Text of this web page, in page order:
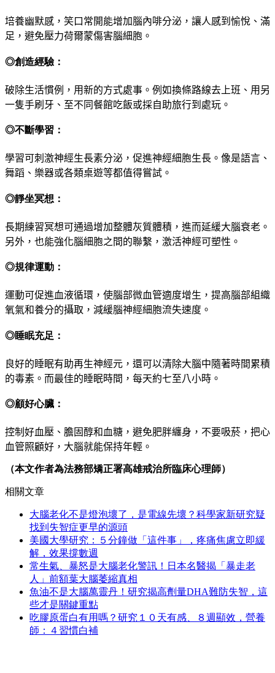
培養幽默感，笑口常開能增加腦內啡分泌，讓人感到 愉悅、滿
足，避免壓力荷爾蒙傷害腦細胞。
◎創造經驗：
破除生活慣例，用新的方式處事。例如換條路線去上班、用另
一隻手刷牙、至不同餐館吃飯或採自助旅行到處玩。
◎不斷學習：
學習可刺激神經生長素分泌，促進神經細胞生長。像是語言、
舞蹈、樂器或各類桌遊等都值得嘗試。
◎靜坐冥想：
長期練習冥想可通過增加整體灰質體積，進而延緩大腦衰老。
另外，也能強化腦細胞之間的聯繫，激活神經可塑性 。
◎規律運動：
運動可促進血液循環，使腦部微血管適度增生，提高腦部組織
氧氣和養分的攝取，減緩腦神經細胞流失速度。
◎睡眠充足：
良好的睡眠有助再生神經元，還可以清除大腦中隨著時間累積
的毒素。而最佳的睡眠時間，每天約七至八小時。
◎顧好心臟：
控制好血壓、膽固醇和血糖，避免肥胖纏身，不要吸菸，把心
血管照顧好，大腦就能保持年輕。
（本文作者為法務部矯正署高雄戒治所臨床心理師）
相關文章
大腦老化不是燈泡壞了，是電線先壞？科學家新研究疑
找到失智症更早的源頭
美國大學研究：５分鐘做「這件事」，疼痛焦慮立即緩
解，效果撐數週
常生氣、暴怒是大腦老化警訊！日本名醫揭「暴走老
人」前額葉大腦萎縮真相
魚油不是大腦萬靈丹！研究揭高劑量DHA難防失智，這
些才是關鍵重點
吃膠原蛋白有用嗎？研究１０天有感、８週顯效，營養
師：４習慣白補